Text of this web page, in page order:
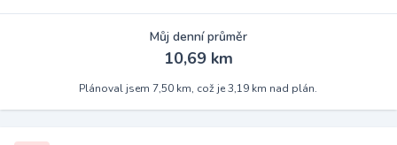
Můj denní průměr
10,69 km
Plánoval jsem 7,50 km, což je 3,19 km nad plán.